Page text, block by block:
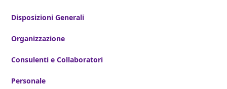
Disposizioni Generali
Organizzazione
Consulenti e Collaboratori
Personale